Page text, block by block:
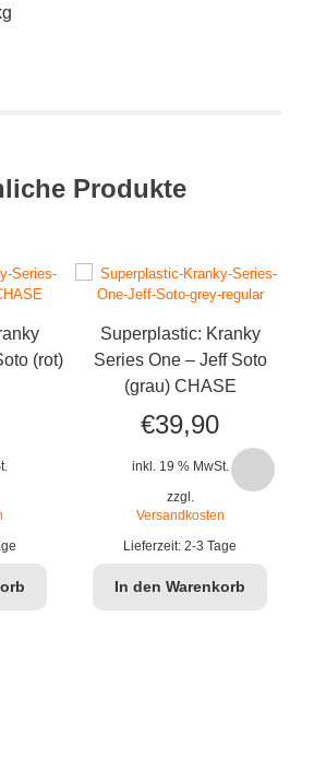
Produkte
(rot)
Superplastic: Kranky
Series One – Jeff Soto
(grau) CHASE
€39,90
inkl. 19 % MwSt.
zzgl.
Versandkosten
Lieferzeit:2-3 Tage
In den Warenkorb